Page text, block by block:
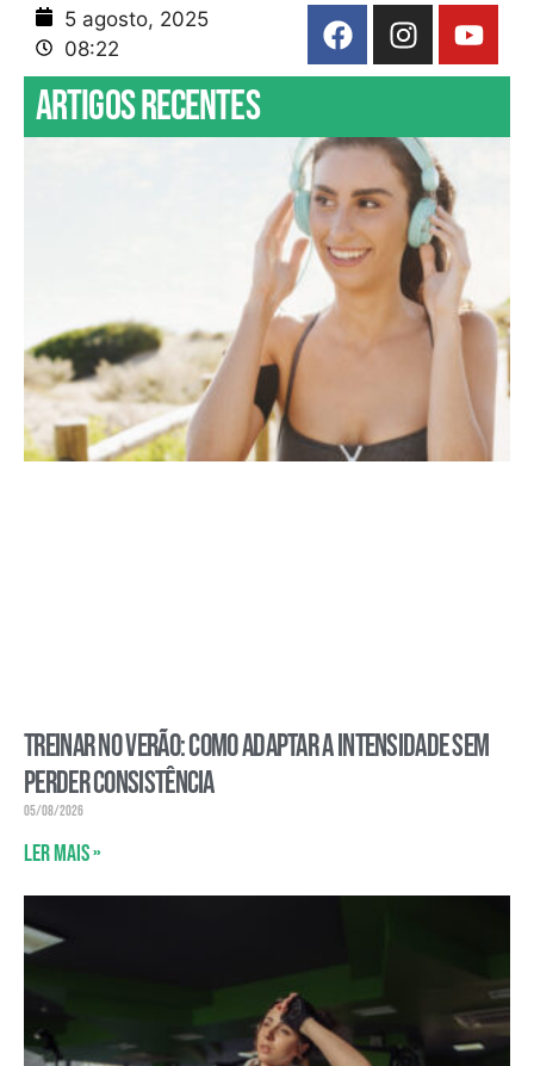
5 agosto, 2025
08:22
Artigos recentes
Treinar no verão: como adaptar a intensidade sem
perder consistência
05/08/2026
Ler mais »